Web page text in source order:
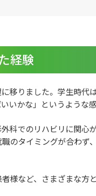
経験
移りました。学生時代
いかな」というような
科でのリハビリに関心
のタイミングが合わ
様など、さまざまな方